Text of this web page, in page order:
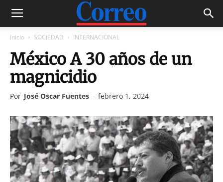
Inicio SOCIEDAD INTERNACIONAL
México A 30 años de un
magnicidio
Por José Oscar Fuentes - febrero 1, 2024